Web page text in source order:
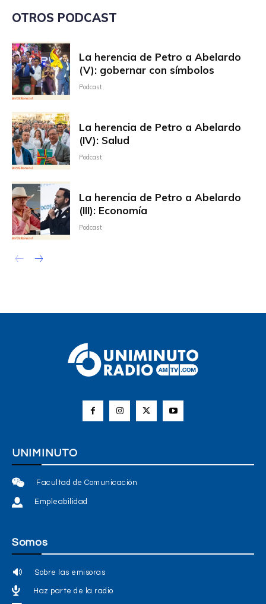
OTROS PODCAST
La herencia de Petro a Abelardo
(V): gobernar con símbolos
Podcast
La herencia de Petro a Abelardo
(IV): Salud
Podcast
La herencia de Petro a Abelardo
(III): Economía
Podcast
UNIMINUTO
Facultad de Comunicación
Empleabilidad
Somos
Sobre las emisoras
Haz parte de la radio